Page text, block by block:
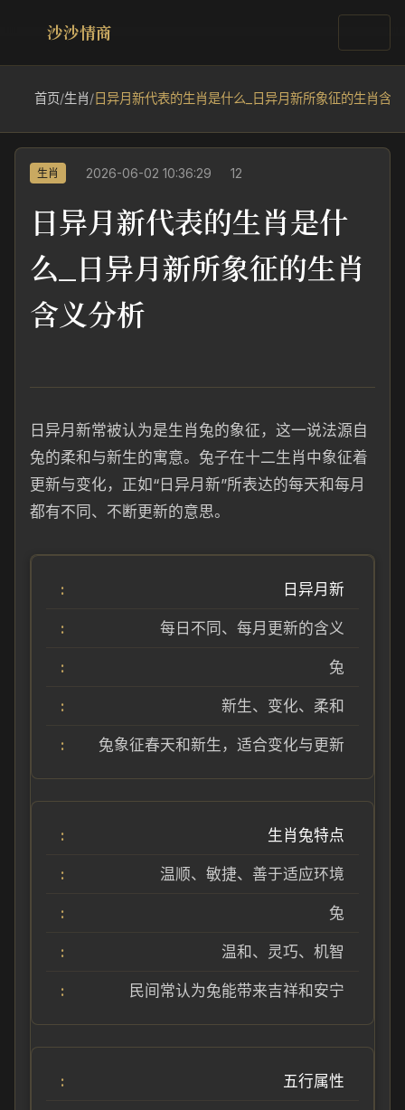
沙沙情商
首页/生肖/日异月新代表的生肖是什么_日异月新所象征的生肖含
生肖 2026-06-02 10:36:29 12
日异月新代表的生肖是什
么_日异月新所象征的生肖
含义分析
日异月新常被认为是生肖兔的象征，这一说法源自
兔的柔和与新生的寓意。兔子在十二生肖中象征着
更新与变化，正如“日异月新”所表达的每天和每月
都有不同、不断更新的意思。
日异月新
每日不同、每月更新的含义
兔
新生、变化、柔和
兔象征春天和新生，适合变化与更新
生肖兔特点
温顺、敏捷、善于适应环境
兔
温和、灵巧、机智
民间常认为兔能带来吉祥和安宁
五行属性